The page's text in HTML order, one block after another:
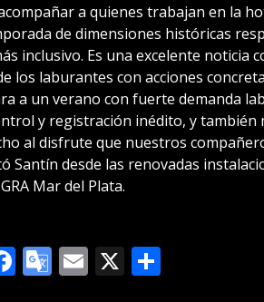
a quienes trabajan en la
de dimensiones históricas
inclusivo. Es una excelente noticia
los laburantes con acciones
a un verano con fuerte demanda
y registración inédito, y también
al disfrute que nuestros
Santín desde las renovadas
Mar del Plata.
Facebook
Google
Email
X